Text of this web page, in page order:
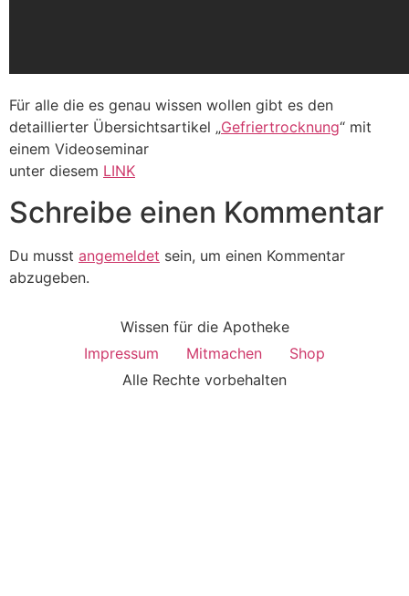
Für alle die es genau wissen wollen gibt es den
detaillierter Übersichtsartikel „Gefriertrocknung“ mit
einem Videoseminar
unter diesem LINK
Schreibe einen Kommentar
Du musst angemeldet sein, um einen Kommentar
abzugeben.
Wissen für die Apotheke
Impressum
Mitmachen
Shop
Alle Rechte vorbehalten